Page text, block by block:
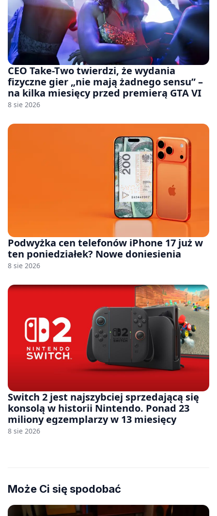
CEO Take-Two twierdzi, że wydania
fizyczne gier „nie mają żadnego sensu” –
na kilka miesięcy przed premierą GTA VI
8 sie 2026
Podwyżka cen telefonów iPhone 17 już w
ten poniedziałek? Nowe doniesienia
8 sie 2026
Switch 2 jest najszybciej sprzedającą się
konsolą w historii Nintendo. Ponad 23
miliony egzemplarzy w 13 miesięcy
8 sie 2026
Może Ci się spodobać